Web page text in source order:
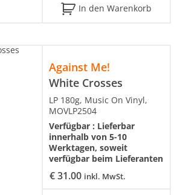
In den Warenkorb
Against Me!
White Crosses
€31.00 inkl. MwSt.
LP 180g, Music On Vinyl,
MOVLP2504
Verfügbar : Lieferbar
innerhalb von 5-10
Werktagen, soweit
verfügbar beim Lieferanten